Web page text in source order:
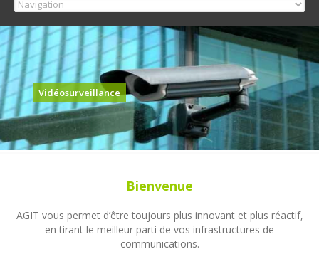
Vidéosurveillance
Bienvenue
AGIT vous permet d’être toujours plus innovant et plus réactif,
en tirant le meilleur parti de vos infrastructures de
communications.